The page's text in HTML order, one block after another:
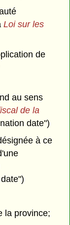
Loi sur les
de
au sens
de la
date")
à ce
la province;